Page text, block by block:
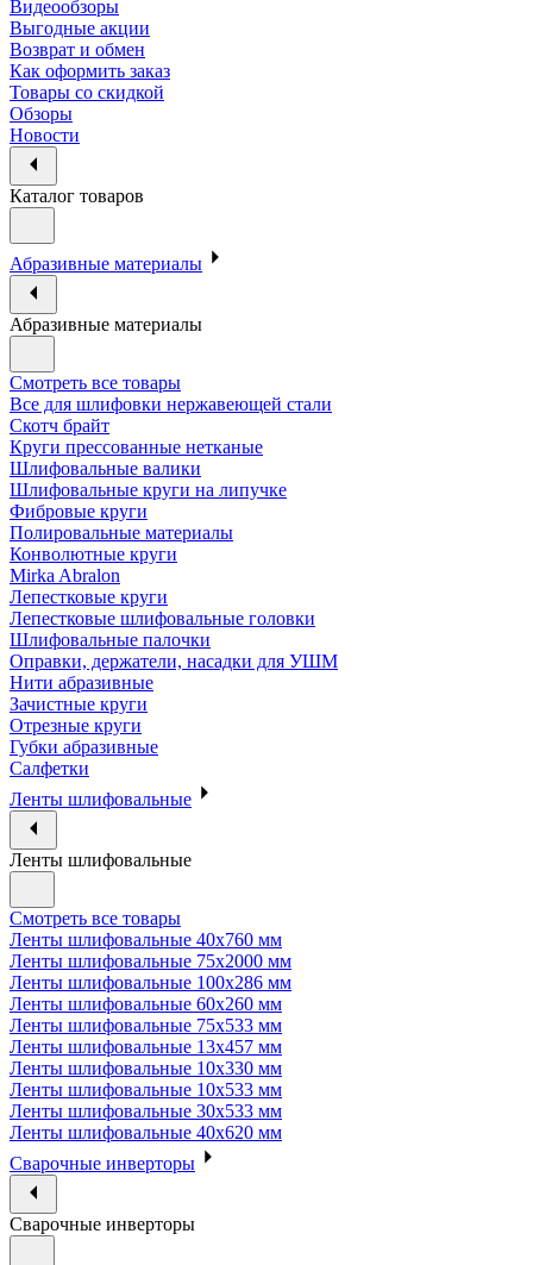
Видеообзоры
Выгодные акции
Возврат и обмен
Как оформить заказ
Товары со скидкой
Обзоры
Новости
Каталог товаров
Абразивные материалы
Абразивные материалы
Смотреть все товары
Все для шлифовки нержавеющей стали
Скотч брайт
Круги прессованные нетканые
Шлифовальные валики
Шлифовальные круги на липучке
Фибровые круги
Полировальные материалы
Конволютные круги
Mirka Abralon
Лепестковые круги
Лепестковые шлифовальные головки
Шлифовальные палочки
Оправки, держатели, насадки для УШМ
Нити абразивные
Зачистные круги
Отрезные круги
Губки абразивные
Салфетки
Ленты шлифовальные
Ленты шлифовальные
Смотреть все товары
Ленты шлифовальные 40х760 мм
Ленты шлифовальные 75х2000 мм
Ленты шлифовальные 100х286 мм
Ленты шлифовальные 60х260 мм
Ленты шлифовальные 75х533 мм
Ленты шлифовальные 13х457 мм
Ленты шлифовальные 10х330 мм
Ленты шлифовальные 10х533 мм
Ленты шлифовальные 30х533 мм
Ленты шлифовальные 40х620 мм
Сварочные инверторы
Сварочные инверторы